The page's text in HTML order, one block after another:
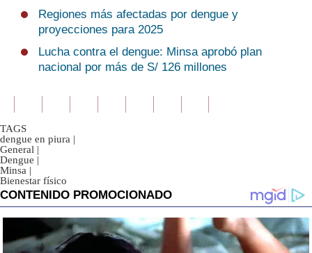
Regiones más afectadas por dengue y
proyecciones para 2025
Lucha contra el dengue: Minsa aprobó plan
nacional por más de S/ 126 millones
TAGS
dengue en piura |
General |
Dengue |
Minsa |
Bienestar físico